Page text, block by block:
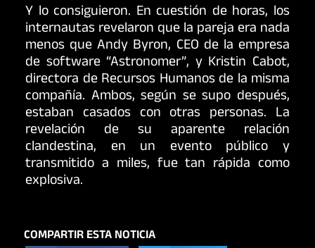
Y lo consiguieron. En cuestión de horas, los
internautas revelaron que la pareja era nada
menos que Andy Byron, CEO de la empresa
de software “Astronomer”, y Kristin Cabot,
directora de Recursos Humanos de la misma
compañía. Ambos, según se supo después,
estaban casados con otras personas. La
revelación de su aparente relación
clandestina, en un evento público y
transmitido a miles, fue tan rápida como
explosiva.
COMPARTIR ESTA NOTICIA